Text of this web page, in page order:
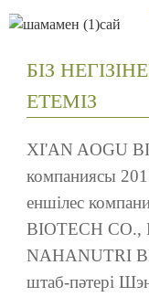
БІЗ
ЕТЕМІЗ
XI'AN AOGU
компаниясы
еншілес
BIOTECH CO.,
NAHANUTRI
штаб-пәтері